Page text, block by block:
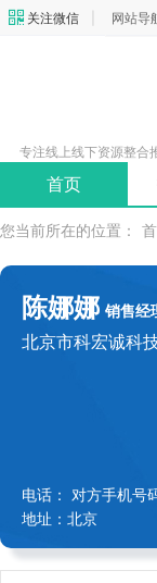
关注微信 网站导
专注线上线下资源整合
首页
您当前所在的位置：
陈娜娜 销售经
北京市科宏诚科
电话： 对方手机号
地址：北京